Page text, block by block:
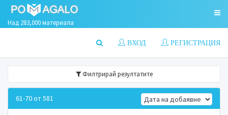
Над 283,000 материала
РЕГИСТРАЦИЯ
ВХОД
Филтрирай резултатите
61-70 от 581